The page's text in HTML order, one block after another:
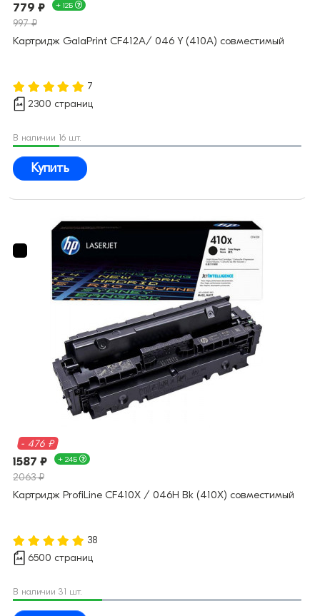
779 ₽ + 12Б
997 ₽
Картридж GalaPrint CF412A/ 046 Y (410A) совместимый
7
2300 страниц
В наличии 16 шт.
Купить
- 476 ₽
1587 ₽ + 24Б
2063 ₽
Картридж ProfiLine CF410X / 046H Bk (410X) совместимый
38
6500 страниц
В наличии 31 шт.